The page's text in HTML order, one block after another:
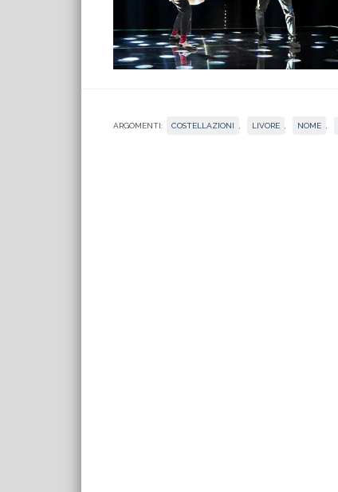
ARGOMENTI: COSTELLAZIONI LIVORE NOME